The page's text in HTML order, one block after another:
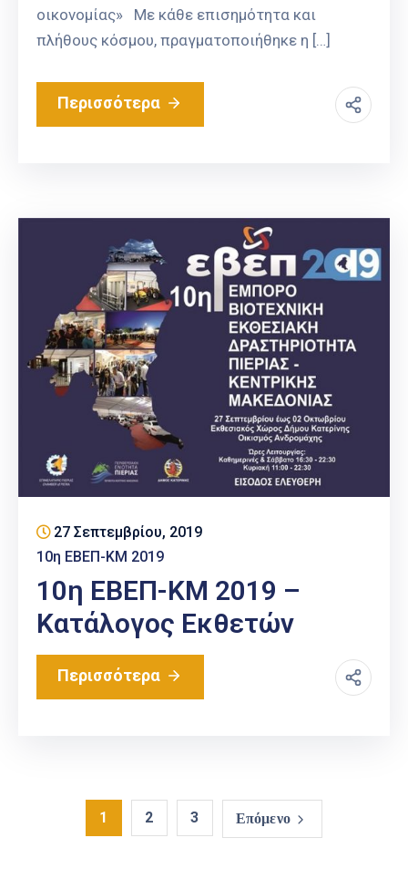
οικονομίας» Με κάθε επισημότητα και
πλήθους κόσμου, πραγματοποιήθηκε η […]
Περισσότερα
27 Σεπτεμβρίου, 2019
10η ΕΒΕΠ-ΚΜ 2019
10η EBEΠ-ΚΜ 2019 –
Κατάλογος Εκθετών
Περισσότερα
1 2 3 Επόμενο